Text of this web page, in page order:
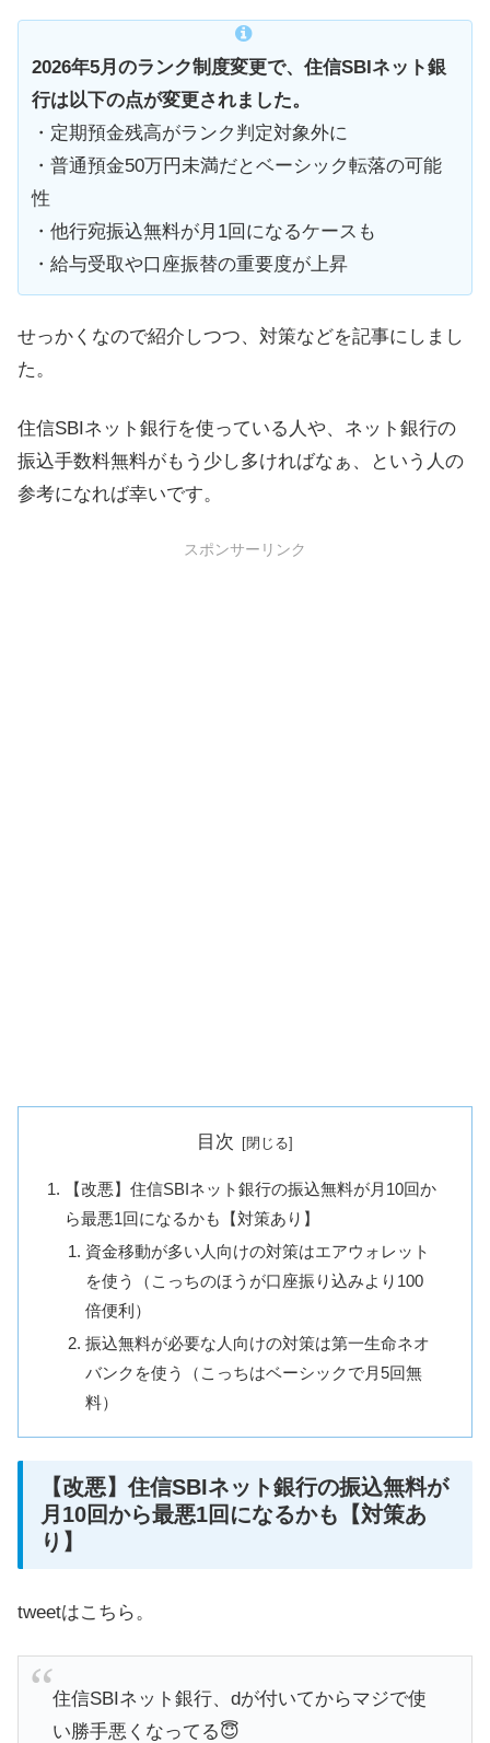
2026年5月のランク制度変更で、住信SBIネット銀
行は以下の点が変更されました。
・定期預金残高がランク判定対象外に
・普通預金50万円未満だとベーシック転落の可能
性
・他行宛振込無料が月1回になるケースも
・給与受取や口座振替の重要度が上昇
せっかくなので紹介しつつ、対策などを記事にしまし
た。
住信SBIネット銀行を使っている人や、ネット銀行の
振込手数料無料がもう少し多ければなぁ、という人の
参考になれば幸いです。
スポンサーリンク
目次
【改悪】住信SBIネット銀行の振込無料が月10回か
ら最悪1回になるかも【対策あり】
資金移動が多い人向けの対策はエアウォレット
を使う（こっちのほうが口座振り込みより100
倍便利）
振込無料が必要な人向けの対策は第一生命ネオ
バンクを使う（こっちはベーシックで月5回無
料）
【改悪】住信SBIネット銀行の振込無料が
月10回から最悪1回になるかも【対策あ
り】
tweetはこちら。
住信SBIネット銀行、dが付いてからマジで使
い勝手悪くなってる😇